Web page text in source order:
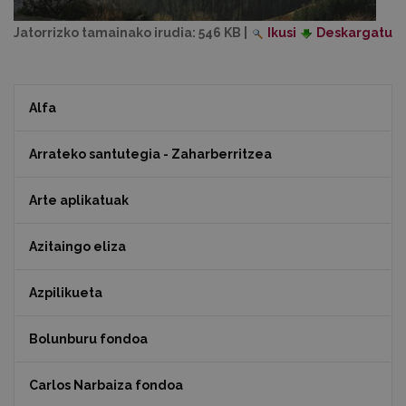
Jatorrizko tamainako irudia: 546 KB Ikusi Deskargatu
Alfa
Arrateko santutegia - Zaharberritzea
Arte aplikatuak
Azitaingo eliza
Azpilikueta
Bolunburu fondoa
Carlos Narbaiza fondoa